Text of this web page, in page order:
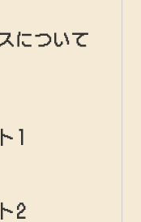
について
1
2